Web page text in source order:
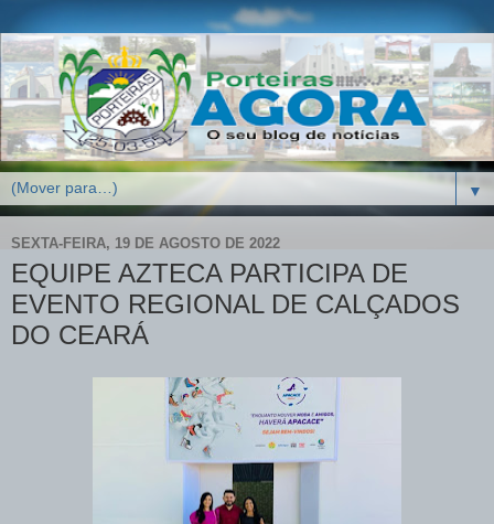
▼
SEXTA-FEIRA, 19 DE AGOSTO DE 2022
EQUIPE AZTECA PARTICIPA DE
EVENTO REGIONAL DE CALÇADOS
DO CEARÁ